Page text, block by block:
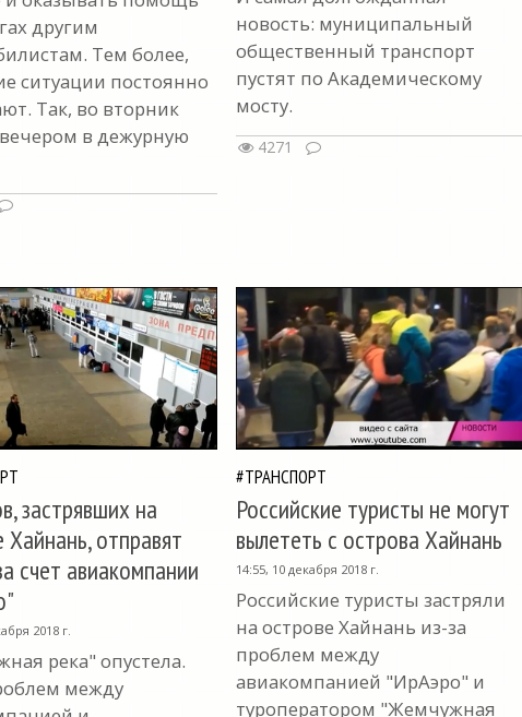
другим
Тем более,
ситуации постоянно
Так, во вторник
в дежурную
новость: муниципальный
общественный транспорт
пустят по Академическому
мосту.
4271
застрявших на
Хайнань, отправят
счет авиакомпании
2018 г.
река" опустела.
между
#ТРАНСПОРТ
Российские туристы не могут
вылететь с острова Хайнань
14:55, 10 декабря 2018 г.
Российские туристы застряли
на острове Хайнань из-за
проблем между
авиакомпанией "ИрАэро" и
туроператором "Жемчужная